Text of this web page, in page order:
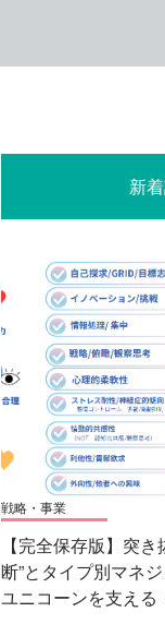
新
戦略・事業
【完全保存版】突
断”とタイプ別マネ
ユニコーンを支える